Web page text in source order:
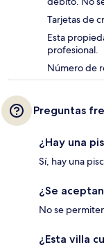
Tarjetas de
Esta
profesional.
Número de
Preguntas
¿Hay una
Sí, hay una
¿Se
No se
¿Esta villa